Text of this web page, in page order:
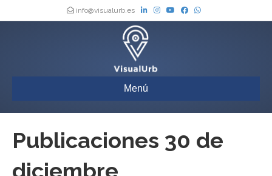
info@visualurb.es
Menú
Publicaciones 30 de
diciembre